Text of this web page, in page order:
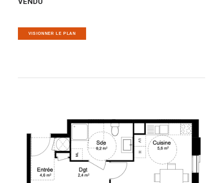
VISIONNER LE PLAN